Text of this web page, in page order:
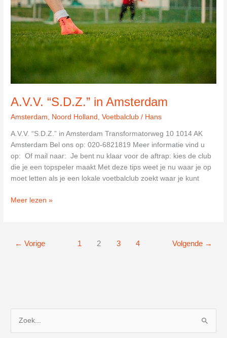
A.V.V. “S.D.Z.” in Amsterdam
Amsterdam Noord Holland ,Voetbalclub / Hans
A.V.V. “S.D.Z.” in Amsterdam Transformatorweg 10 1014 AK
Amsterdam Bel ons op: 020-6821819 Meer informatie vind u
op: Of mail naar: Je bent nu klaar voor de aftrap: kies de club
die je een topspeler maakt Met deze tips weet je nu waar je op
moet letten als je een lokale voetbalclub zoekt waar je kunt
A.V.V.
Meer lezen »
← Vorige 1 2 3 4 Volgende →